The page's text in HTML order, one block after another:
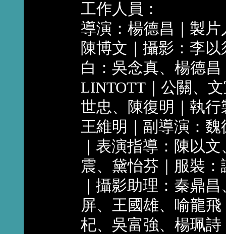
工作人員：
導演：楊德昌｜製
陳博文｜攝影：李
白：吳念真、楊德
LINTOTT｜公關、
世忠、陳復明｜執
王維明｜副導演：
｜表演指導：陳以
震、黛怡芬｜服裝
｜攝影助理：秦鼎
屏、王國雄、喻龍
杞、吳富強、楊珮